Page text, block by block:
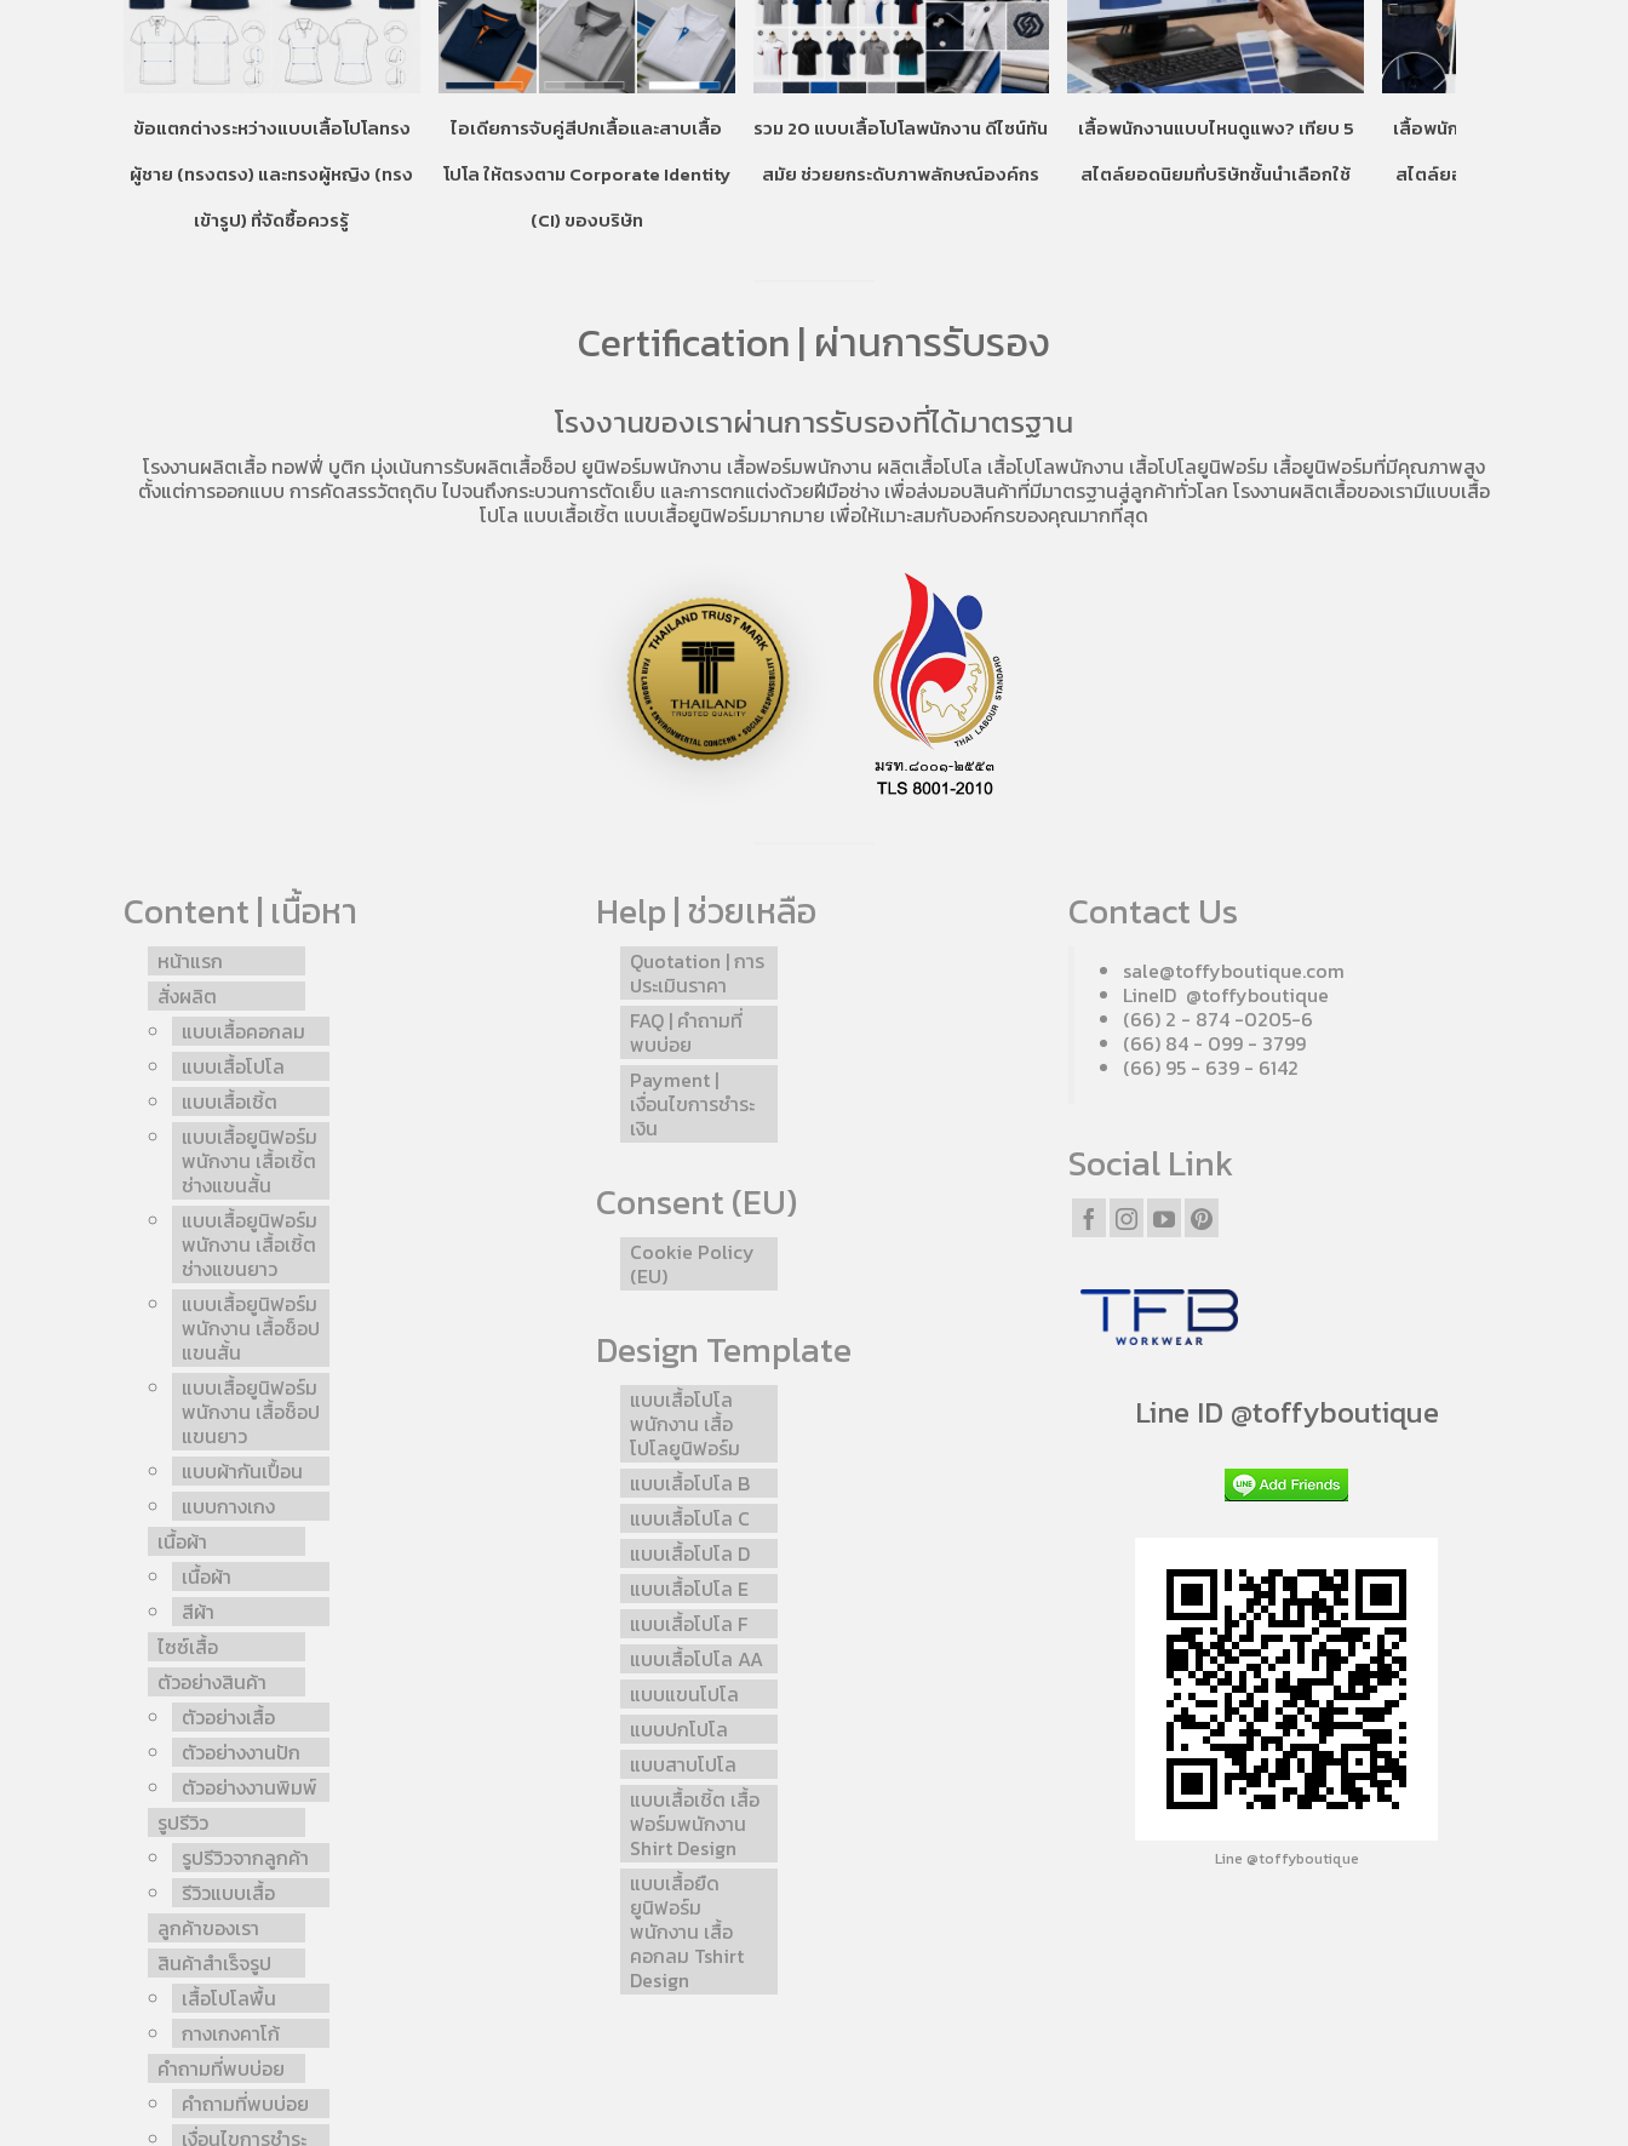
ข้อแตกต่างระหว่างแบบเสื้อโปโลทรง
ผู้ชาย (ทรงตรง) และทรงผู้หญิง (ทรง
เข้ารูป) ที่จัดซื้อควรรู้
ไอเดียการจับคู่สีปกเสื้อและสาบเสื้อ
โปโล ให้ตรงตาม Corporate Identity
(CI) ของบริษัท
รวม 20 แบบเสื้อโปโลพนักงาน ดีไซน์ทัน
สมัย ช่วยยกระดับภาพลักษณ์องค์กร
เสื้อพนักงานแบบไหนดูแพง? เทียบ 5
สไตล์ยอดนิยมที่บริษัทชั้นนำเลือกใช้
เสื้อพนักงานแบบไหนดูแพง? เ
สไตล์ยอดนิยมที่บริษัทชั้นนำเ
Certification | ผ่านการรับรอง
โรงงานของเราผ่านการรับรองที่ได้มาตรฐาน
โรงงานผลิตเสื้อ ทอฟฟี่ บูติก มุ่งเน้นการรับผลิตเสื้อช็อป ยูนิฟอร์มพนักงาน เสื้อฟอร์มพนักงาน ผลิตเสื้อโปโล เสื้อโปโลพนักงาน เสื้อโปโลยูนิฟอร์ม เสื้อยูนิฟอร์มที่มีคุณภาพสูง
ตั้งแต่การออกแบบ การคัดสรรวัตถุดิบ ไปจนถึงกระบวนการตัดเย็บ และการตกแต่งด้วยฝีมือช่าง เพื่อส่งมอบสินค้าที่มีมาตรฐานสู่ลูกค้าทั่วโลก โรงงานผลิตเสื้อของเรามีแบบเสื้อ
โปโล แบบเสื้อเชิ้ต แบบเสื้อยูนิฟอร์มมากมาย เพื่อให้เมาะสมกับองค์กรของคุณมากที่สุด
Content | เนื้อหา
หน้าแรก
สั่งผลิต
แบบเสื้อคอกลม
แบบเสื้อโปโล
แบบเสื้อเชิ้ต
แบบเสื้อยูนิฟอร์ม
พนักงาน เสื้อเชิ้ต
ช่างแขนสั้น
แบบเสื้อยูนิฟอร์ม
พนักงาน เสื้อเชิ้ต
ช่างแขนยาว
แบบเสื้อยูนิฟอร์ม
พนักงาน เสื้อช็อป
แขนสั้น
แบบเสื้อยูนิฟอร์ม
พนักงาน เสื้อช็อป
แขนยาว
แบบผ้ากันเปื้อน
แบบกางเกง
เนื้อผ้า
เนื้อผ้า
สีผ้า
ไซซ์เสื้อ
ตัวอย่างสินค้า
ตัวอย่างเสื้อ
ตัวอย่างงานปัก
ตัวอย่างงานพิมพ์
รูปรีวิว
รูปรีวิวจากลูกค้า
รีวิวแบบเสื้อ
ลูกค้าของเรา
สินค้าสำเร็จรูป
เสื้อโปโลพื้น
กางเกงคาโก้
คำถามที่พบบ่อย
คำถามที่พบบ่อย
เงื่อนไขการชำระ
Help | ช่วยเหลือ
Quotation | การ
ประเมินราคา
FAQ | คำถามที่
พบบ่อย
Payment |
เงื่อนไขการชำระ
เงิน
Consent (EU)
Cookie Policy
(EU)
Design Template
แบบเสื้อโปโล
พนักงาน เสื้อ
โปโลยูนิฟอร์ม
แบบเสื้อโปโล B
แบบเสื้อโปโล C
แบบเสื้อโปโล D
แบบเสื้อโปโล E
แบบเสื้อโปโล F
แบบเสื้อโปโล AA
แบบแขนโปโล
แบบปกโปโล
แบบสาบโปโล
แบบเสื้อเชิ้ต เสื้อ
ฟอร์มพนักงาน
Shirt Design
แบบเสื้อยืด
ยูนิฟอร์ม
พนักงาน เสื้อ
คอกลม Tshirt
Design
Contact Us
sale@toffyboutique.com
LineID @toffyboutique
(66) 2 - 874 -0205-6
(66) 84 - 099 - 3799
(66) 95 - 639 - 6142
Social Link
Line ID @toffyboutique
Line @toffyboutique